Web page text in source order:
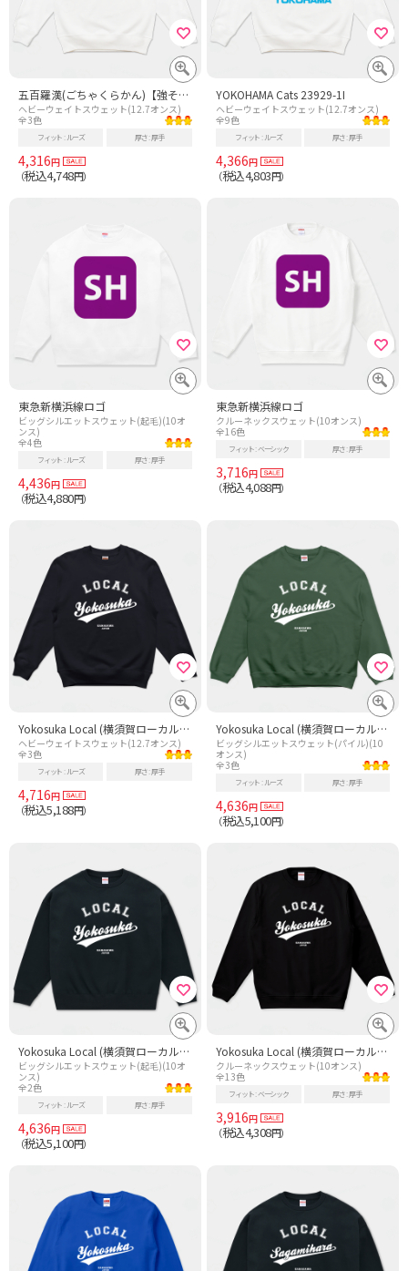
五百羅漢(ごちゃくらかん)【強そうな駅名】昭和レトロ駅標デザイン
ヘビーウェイトスウェット(12.7オンス)
全3色
フィット ルーズ 厚さ 厚手
4,316円
（税込4,748円）
YOKOHAMA Cats 23929-1I
ヘビーウェイトスウェット(12.7オンス)
全9色
フィット ルーズ 厚さ 厚手
4,366円
（税込4,803円）
東急新横浜線ロゴ
ビッグシルエットスウェット(起毛)(10オ
ンス)
全4色
フィット ルーズ 厚さ 厚手
4,436円
（税込4,880円）
東急新横浜線ロゴ
クルーネックスウェット(10オンス)
全16色
フィット ベーシック 厚さ 厚手
3,716円
（税込4,088円）
Yokosuka Local (横須賀ローカル) 故郷 - 白
ヘビーウェイトスウェット(12.7オンス)
全3色
フィット ルーズ 厚さ 厚手
4,716円
（税込5,188円）
Yokosuka Local (横須賀ローカル) 故郷 - 白
ビッグシルエットスウェット(パイル)(10
オンス)
全3色
フィット ルーズ 厚さ 厚手
4,636円
（税込5,100円）
Yokosuka Local (横須賀ローカル) 故郷 - 白
ビッグシルエットスウェット(起毛)(10オ
ンス)
全2色
フィット ルーズ 厚さ 厚手
4,636円
（税込5,100円）
Yokosuka Local (横須賀ローカル) 故郷 - 白
クルーネックスウェット(10オンス)
全13色
フィット ベーシック 厚さ 厚手
3,916円
（税込4,308円）